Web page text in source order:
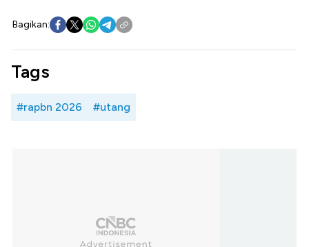
Bagikan:
Tags
#rapbn 2026 #utang